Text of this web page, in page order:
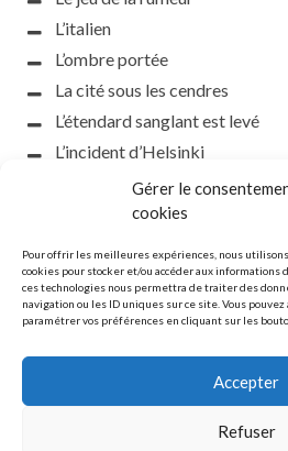
Gérer le
cookies
Pour offrir les meilleures expériences, nous
cookies pour stocker et/ou accéder aux informations
ces technologies nous permettra de traiter des
navigation ou les ID uniques sur ce site. Vous pouvez
paramétrer vos préférences en cliquant sur les
Accepter
Refuser
L’italien
L’ombre portée
La cité sous les cendres
L’étendard sanglant est levé
L’incident d’Helsinki
la petite fasciste
Toutes les nuances de la nuit
Que s’obscurcissent le soleil
Le silence